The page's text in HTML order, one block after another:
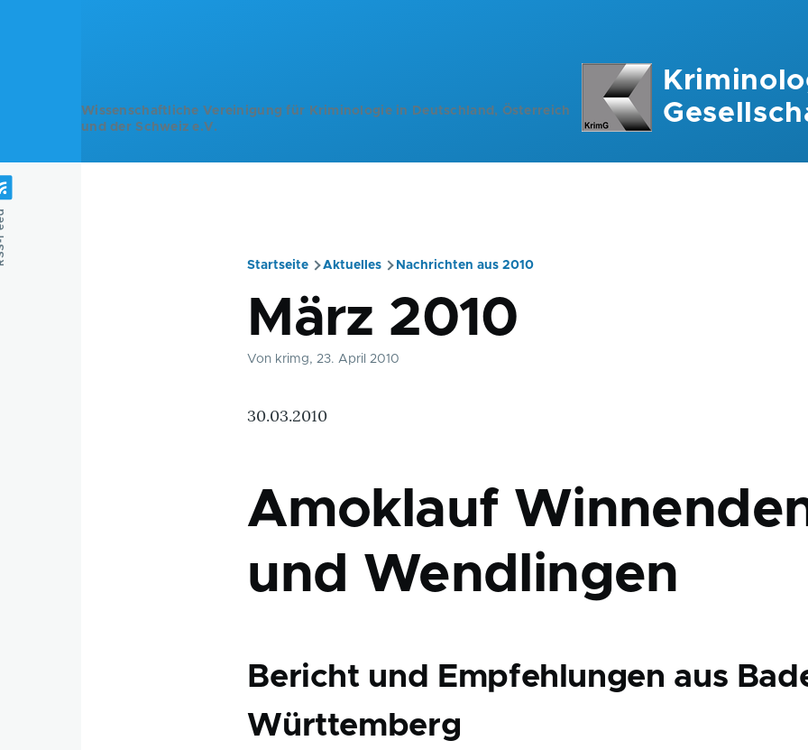
Wissenschaftliche Vereinigung für Kriminologie in Deutschland, Österreich
und der Schweiz e.V.
Pfadnavigation
Startseite Aktuelles Nachrichten aus 2010
März 2010
Von krimg, 23. April 2010
30.03.2010
Amoklauf
und Wendlingen
Bericht und Empfehlungen aus
Württemberg